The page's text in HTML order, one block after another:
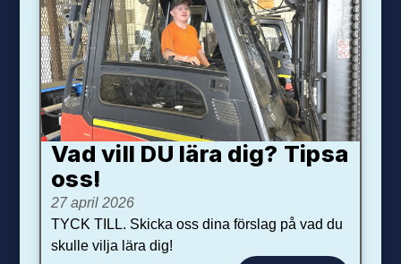
Vad vill DU lära dig? Tipsa
oss!
27 april 2026
TYCK TILL. Skicka oss dina förslag på vad du
skulle vilja lära dig!